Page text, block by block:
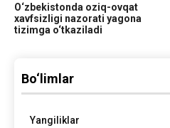
O‘zbekistonda oziq-ovqat
xavfsizligi nazorati yagona
tizimga o‘tkaziladi
Bo‘limlar
Yangiliklar